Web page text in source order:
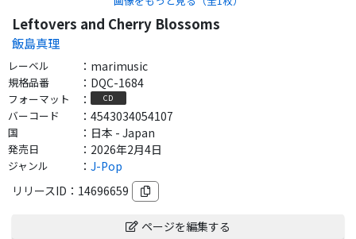
Leftovers and Cherry Blossoms
飯島真理
レーベル ： marimusic
規格品番 ： DQC-1684
フォーマット ： CD
バーコード ： 4543034054107
国 ： 日本 - Japan
発売日 ： 2026年2月4日
ジャンル ： J-Pop
リリースID： 14696659
ページを編集する